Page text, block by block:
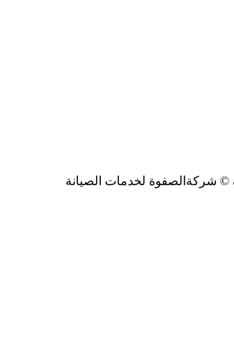
© شركةالصفوة لخدمات الصيانة